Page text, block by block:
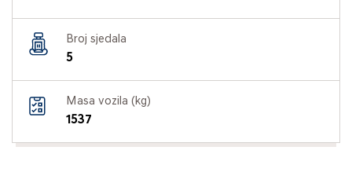
Broj sjedala
5
Masa vozila (kg)
1537